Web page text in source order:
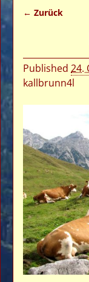
← Zurück
Published24.
kallbrunn4l